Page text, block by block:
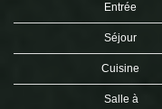
Entrée
Séjour
Cuisine
Salle à